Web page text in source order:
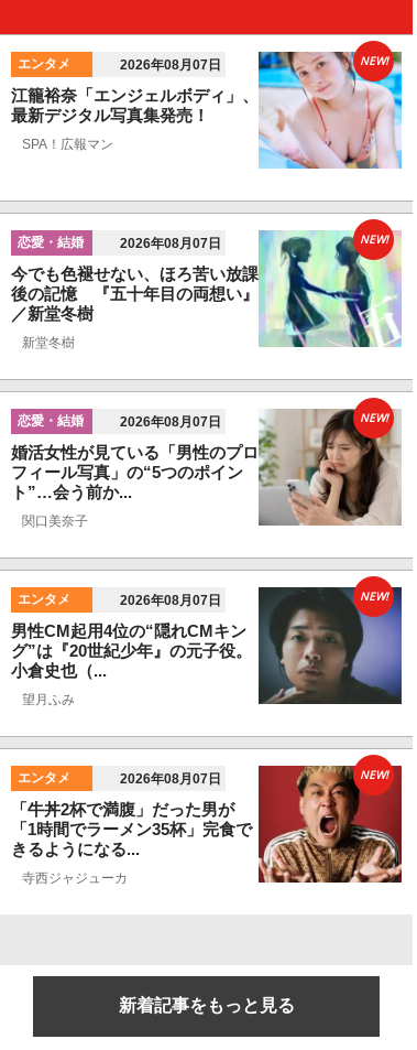
エンタメ 2026年08月07日
江籠裕奈「エンジェルボディ」、
最新デジタル写真集発売！
SPA！広報マン
NEW!
恋愛・結婚 2026年08月07日
今でも色褪せない、ほろ苦い放課
後の記憶 『五十年目の両想い』
／新堂冬樹
新堂冬樹
NEW!
恋愛・結婚 2026年08月07日
婚活女性が見ている「男性のプロ
フィール写真」の“5つのポイン
ト”…会う前か...
関口美奈子
NEW!
エンタメ 2026年08月07日
男性CM起用4位の“隠れCMキン
グ”は『20世紀少年』の元子役。
小倉史也（...
望月ふみ
NEW!
エンタメ 2026年08月07日
「牛丼2杯で満腹」だった男が
「1時間でラーメン35杯」完食で
きるようになる...
寺西ジャジューカ
NEW!
新着記事をもっと見る